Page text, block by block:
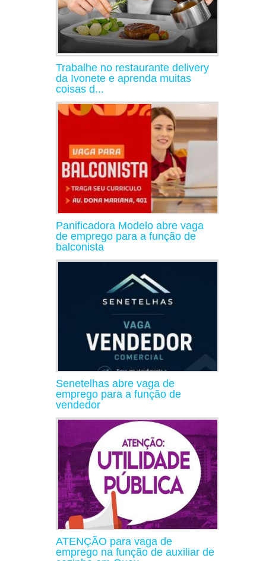
Trabalhe no restaurante delivery
da Ivonete e aprenda muitas
coisas d...
Panificadora Modelo abre vaga
de emprego para a função de
balconista
Senetelhas abre vaga de
emprego para a função de
vendedor
ATENÇÃO para vaga de
emprego na função de auxiliar de